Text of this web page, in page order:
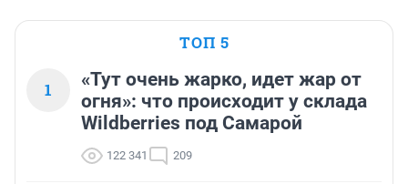
ТОП 5
1
«Тут очень жарко, идет жар от
огня»: что происходит у склада
Wildberries под Самарой
122 341 209